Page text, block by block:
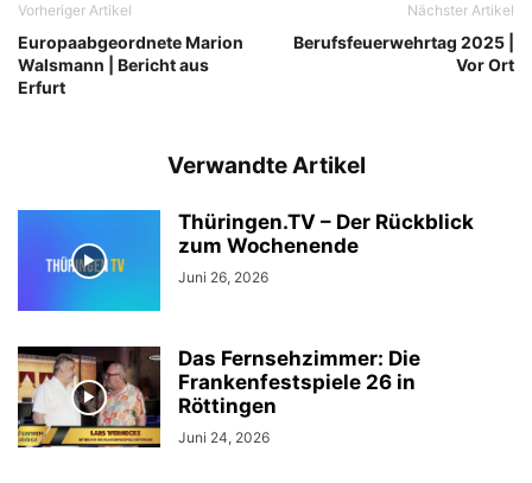
Vorheriger Artikel
Europaabgeordnete Marion
Walsmann | Bericht aus
Erfurt
Nächster Artikel
Berufsfeuerwehrtag 2025 |
Vor Ort
Verwandte Artikel
Thüringen.TV – Der Rückblick
zum Wochenende
Juni 26, 2026
Das Fernsehzimmer: Die
Frankenfestspiele 26 in
Röttingen
Juni 24, 2026